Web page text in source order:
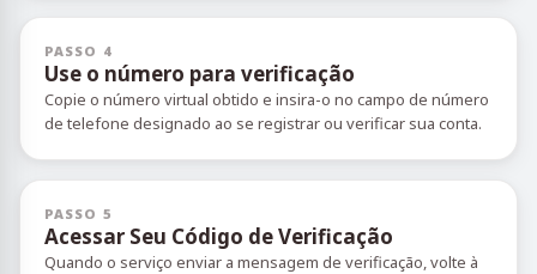
PASSO 4
Use o número para verificação
Copie o número virtual obtido e insira-o no campo de número
de telefone designado ao se registrar ou verificar sua conta.
PASSO 5
Acessar Seu Código de Verificação
Quando o serviço enviar a mensagem de verificação, volte à